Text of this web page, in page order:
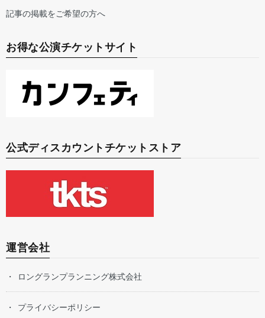
記事の掲載をご希望の方へ
お得な公演チケットサイト
公式ディスカウントチケットストア
運営会社
ロングランプランニング株式会社
プライバシーポリシー